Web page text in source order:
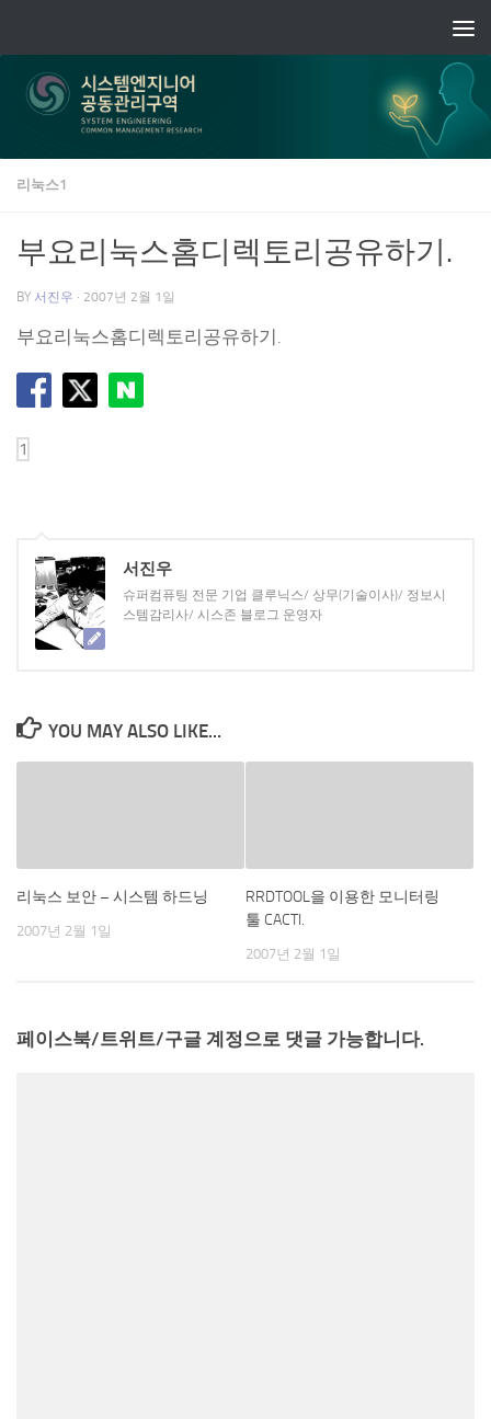
리눅스1
부요리눅스홈디렉토리공유하기.
BY 서진우 · 2007년 2월 1일
부요리눅스홈디렉토리공유하기.
서진우
슈퍼컴퓨팅 전문 기업 클루닉스/ 상무(기술이사)/ 정보시
스템감리사/ 시스존 블로그 운영자
YOU MAY ALSO LIKE...
리눅스 보안 – 시스템 하드닝
2007년 2월 1일
RRDTOOL을 이용한 모니터링
툴 CACTI.
2007년 2월 1일
페이스북/트위트/구글 계정으로 댓글 가능합니다.